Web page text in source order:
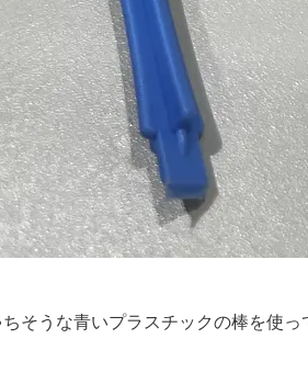
そうな青いプラスチックの棒を使